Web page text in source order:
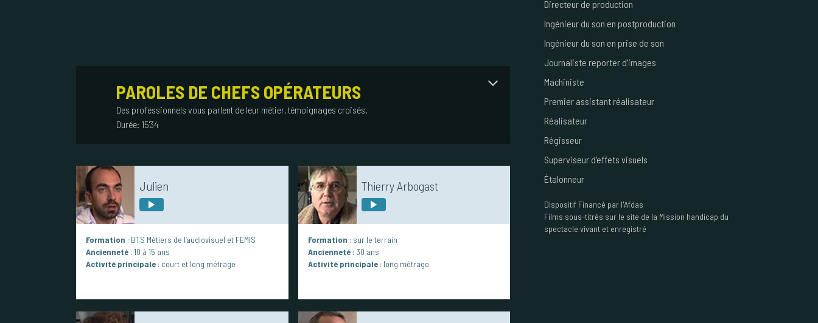
PAROLES DE CHEFS OPÉRATEURS
Des professionnels vous parlent de leur métier, témoignages croisés.
Durée: 15'34
Julien
Formation : BTS Métiers de l’audiovisuel et FEMIS
Ancienneté : 10 à 15 ans
Activité principale : court et long métrage
Thierry Arbogast
Formation : sur le terrain
Ancienneté : 30 ans
Activité principale: long métrage
Directeur de production
Ingénieur du son en postproduction
Ingénieur du son en prise de son
Journaliste reporter d'images
Machiniste
Premier assistant réalisateur
Réalisateur
Régisseur
Superviseur d'effets visuels
Étalonneur
Dispositif Financé par l'Afdas
Films sous-titrés sur le site de la Mission handicap du
spectacle vivant et enregistré